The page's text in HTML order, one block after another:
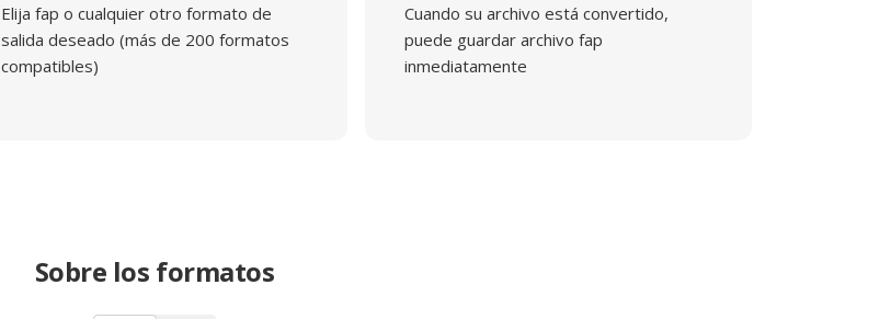
Elija fap o cualquier otro formato de
salida deseado (más de 200 formatos
compatibles)
Cuando su archivo está convertido,
puede guardar archivo fap
inmediatamente
Sobre los formatos